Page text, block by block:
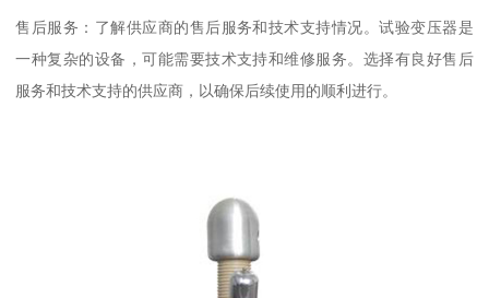
售后服务：了解供应商的售后服务和技术支持情况。试验变压器是
一种复杂的设备，可能需要技术支持和维修服务。选择有良好售后
服务和技术支持的供应商，以确保后续使用的顺利进行。